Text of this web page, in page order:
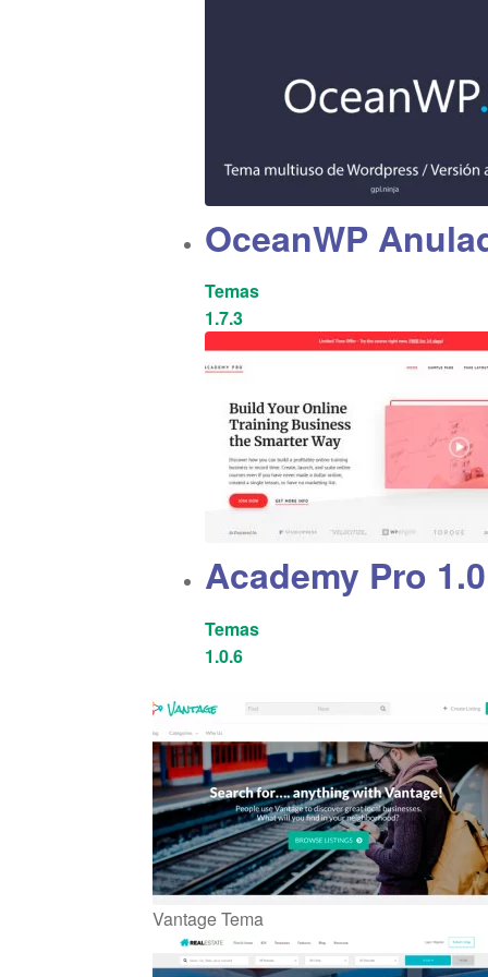
OceanWP
Temas
1.7.3
Academy Pro
Temas
1.0.6
Vantage Tema